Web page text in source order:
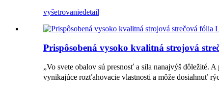
vyšetrovaniedetail
Prispôsobená vysoko kvalitná strojová
„Vo svete obalov sú presnosť a sila nanajvýš dôležité.
vynikajúce rozťahovacie vlastnosti a môže dosiahnuť